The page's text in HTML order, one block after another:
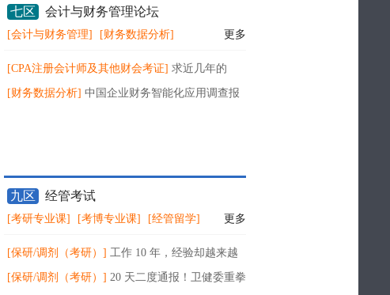
部分示例代码）
极限学习机（ELM）进行故障诊断分类预测（含
模型描述及部分示例代码）
七区 会计与财务管理论坛
[会计与财务管理] [财务数据分析] 更多
[CPA注册会计师及其他财会考证] 求近几年的
CPA财务管理教材电子版
[财务数据分析] 中国企业财务智能化应用调查报
九区 经管考试
[考研专业课] [考博专业课] [经管留学] 更多
[保研/调剂（考研）] 工作 10 年，经验却越来越
不值钱？AI 时代，真正决定职场上限的是这 6 种
[保研/调剂（考研）] 20 天二度通报！卫健委重拳